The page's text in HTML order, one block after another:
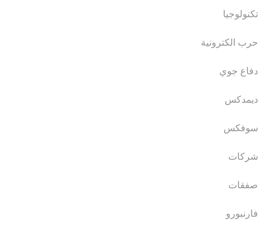
تكنولوجيا
حرب الكترونية
دفاع جوي
ديمدكس
سوفكس
شركات
صفقات
فارنبورو